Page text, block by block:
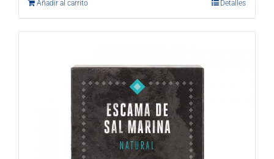
Añadir al carrito Detalles